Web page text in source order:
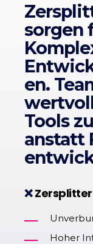
sorgen
en.
Tools
anstatt
❌
Hoher